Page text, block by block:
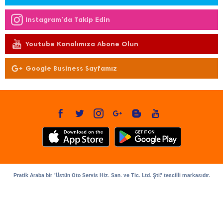
Instagram'da Takip Edin
Youtube Kanalımıza Abone Olun
Google Business Sayfamız
Pratik Araba bir "Üstün Oto Servis Hiz. San. ve Tic. Ltd. Şti." tescilli markasıdır.